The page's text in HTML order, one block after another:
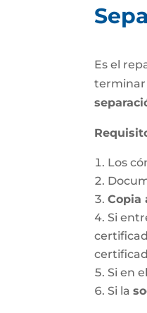
Es el
Los
Copia
Si
Si en
Si la